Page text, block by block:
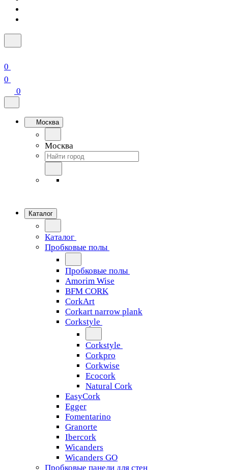
0
0
0
Москва
Москва
Каталог
Каталог
Пробковые полы
Пробковые полы
Amorim Wise
BFM CORK
CorkArt
Corkart narrow plank
Corkstyle
Corkstyle
Corkpro
Corkwise
Ecocork
Natural Cork
EasyCork
Egger
Fomentarino
Granorte
Ibercork
Wicanders
Wicanders GO
Пробковые панели для стен